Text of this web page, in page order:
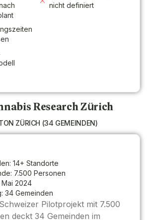
nicht definiert
Research Zürich
ZÜRICH (34 GEMEINDEN)
14+ Standorte
7.500 Personen
Mai 2024
34 Gemeinden
Pilotprojekt mit 7.500
deckt 34 Gemeinden im